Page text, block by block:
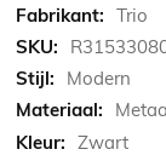
Meer
informatie
Trio
Modern
Zwart